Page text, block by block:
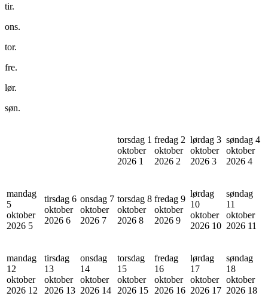
tir.
ons.
tor.
fre.
lør.
søn.
torsdag 1
oktober
2026 1
fredag 2
oktober
2026 2
lørdag 3
oktober
2026 3
søndag 4
oktober
2026 4
mandag
5
oktober
2026 5
tirsdag 6
oktober
2026 6
onsdag 7
oktober
2026 7
torsdag 8
oktober
2026 8
fredag 9
oktober
2026 9
lørdag
10
oktober
2026 10
søndag
11
oktober
2026 11
mandag
12
oktober
2026 12
tirsdag
13
oktober
2026 13
onsdag
14
oktober
2026 14
torsdag
15
oktober
2026 15
fredag
16
oktober
2026 16
lørdag
17
oktober
2026 17
søndag
18
oktober
2026 18